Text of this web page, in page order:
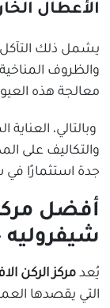
الأعطال
يشمل ذلك التآكل
والظروف
معالجة هذه
وبالتالي،
والتكاليف على
جدة استثمارًا في
أفضل
شيفروليه
يُعد مركز الركن
التي يقصدها